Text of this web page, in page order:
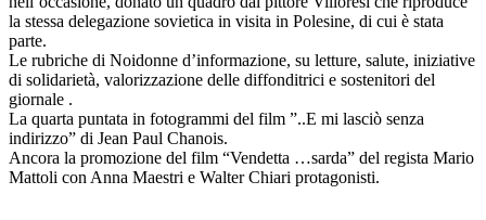
la stessa delegazione sovietica in visita in Polesine, di cui è stata
parte.
Le rubriche di Noidonne d’informazione, su letture, salute, iniziative
di solidarietà, valorizzazione delle diffonditrici e sostenitori del
giornale .
La quarta puntata in fotogrammi del film ”..E mi lasciò senza
indirizzo” di Jean Paul Chanois.
Ancora la promozione del film “Vendetta …sarda” del regista Mario
Mattoli con Anna Maestri e Walter Chiari protagonisti.